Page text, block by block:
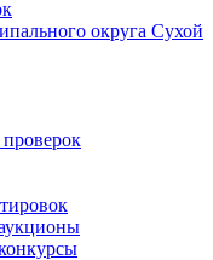
округа Сухой